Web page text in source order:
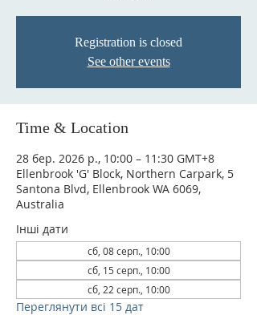
Registration is closed
See other events
Time & Location
28 бер. 2026 р., 10:00 – 11:30 GMT+8
Ellenbrook 'G' Block, Northern Carpark, 5
Santona Blvd, Ellenbrook WA 6069,
Australia
Інші дати
сб, 08 серп., 10:00
сб, 15 серп., 10:00
сб, 22 серп., 10:00
Переглянути всі 15 дат